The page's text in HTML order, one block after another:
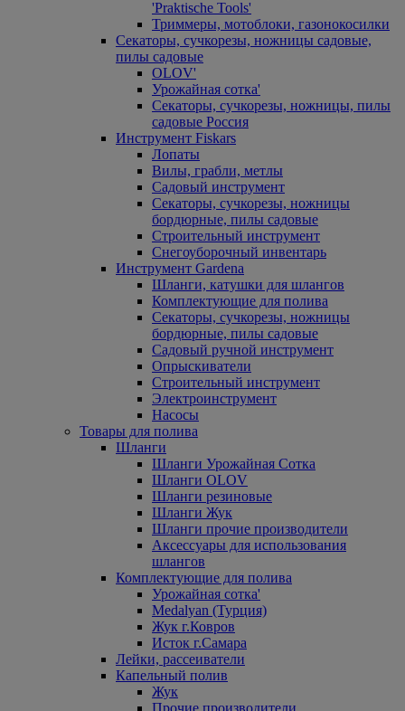
'Praktische Tools'
Триммеры, мотоблоки, газонокосилки
Секаторы, сучкорезы, ножницы садовые,
пилы садовые
OLOV'
Урожайная сотка'
Секаторы, сучкорезы, ножницы, пилы
садовые Россия
Инструмент Fiskars
Лопаты
Вилы, грабли, метлы
Садовый инструмент
Секаторы, сучкорезы, ножницы
бордюрные, пилы садовые
Строительный инструмент
Снегоуборочный инвентарь
Инструмент Gardena
Шланги, катушки для шлангов
Комплектующие для полива
Секаторы, сучкорезы, ножницы
бордюрные, пилы садовые
Садовый ручной инструмент
Опрыскиватели
Строительный инструмент
Электроинструмент
Насосы
Товары для полива
Шланги
Шланги Урожайная Сотка
Шланги OLOV
Шланги резиновые
Шланги Жук
Шланги прочие производители
Аксессуары для использования
шлангов
Комплектующие для полива
Урожайная сотка'
Medalyan (Турция)
Жук г.Ковров
Исток г.Самара
Лейки, рассеиватели
Капельный полив
Жук
Прочие производители